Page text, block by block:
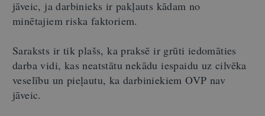
jāveic, ja darbinieks ir pakļauts kādam no
minētajiem riska faktoriem.
Saraksts ir tik plašs, ka praksē ir grūti iedomāties
darba vidi, kas neatstātu nekādu iespaidu uz cilvēka
veselību un pieļautu, ka darbiniekiem OVP nav
jāveic.